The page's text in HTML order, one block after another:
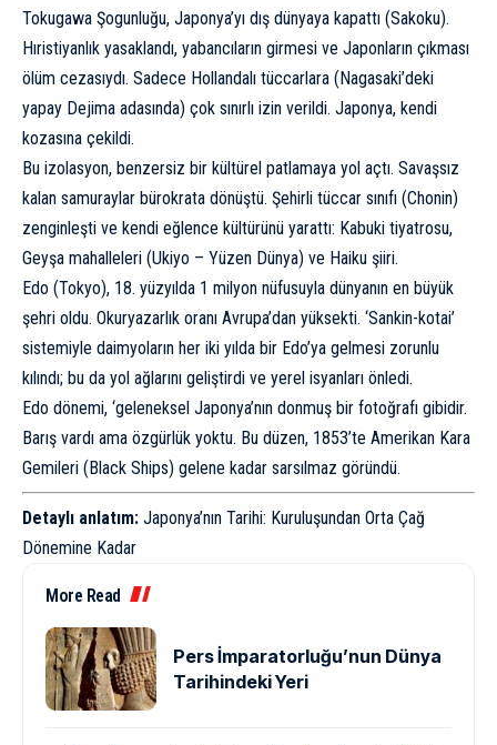
Tokugawa Şogunluğu, Japonya’yı dış dünyaya kapattı (Sakoku).
Hıristiyanlık yasaklandı, yabancıların girmesi ve Japonların çıkması
ölüm cezasıydı. Sadece Hollandalı tüccarlara (Nagasaki’deki
yapay Dejima adasında) çok sınırlı izin verildi. Japonya, kendi
kozasına çekildi.
Bu izolasyon, benzersiz bir kültürel patlamaya yol açtı. Savaşsız
kalan samuraylar bürokrata dönüştü. Şehirli tüccar sınıfı (Chonin)
zenginleşti ve kendi eğlence kültürünü yarattı: Kabuki tiyatrosu,
Geyşa mahalleleri (Ukiyo – Yüzen Dünya) ve Haiku şiiri.
Edo (Tokyo), 18. yüzyılda 1 milyon nüfusuyla dünyanın en büyük
şehri oldu. Okuryazarlık oranı Avrupa’dan yüksekti. ‘Sankin-kotai’
sistemiyle daimyoların her iki yılda bir Edo’ya gelmesi zorunlu
kılındı; bu da yol ağlarını geliştirdi ve yerel isyanları önledi.
Edo dönemi, ‘geleneksel Japonya’nın donmuş bir fotoğrafı gibidir.
Barış vardı ama özgürlük yoktu. Bu düzen, 1853’te Amerikan Kara
Gemileri (Black Ships) gelene kadar sarsılmaz göründü.
Detaylı anlatım: Japonya’nın Tarihi: Kuruluşundan Orta Çağ
Dönemine Kadar
More Read
Pers İmparatorluğu’nun Dünya
Tarihindeki Yeri